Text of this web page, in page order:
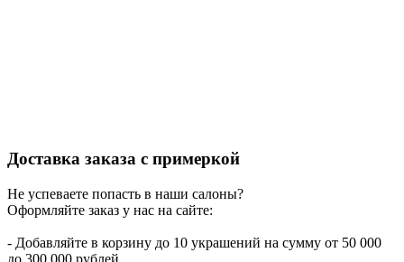
Доставка заказа с примеркой
Не успеваете попасть в наши салоны?
Оформляйте заказ у нас на сайте:
- Добавляйте в корзину до 10 украшений на сумму от 50 000
до 300 000 рублей.